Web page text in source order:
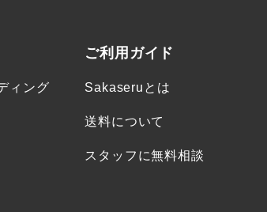
ィング
ご利用ガイド
Sakaseruとは
送料について
スタッフに無料相談